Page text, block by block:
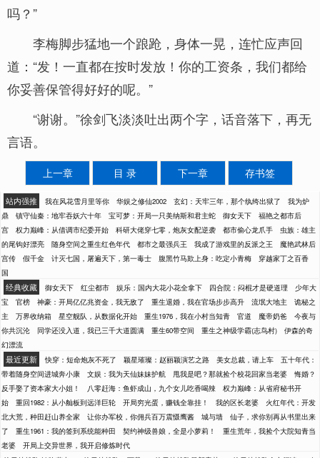
吗？”
李梅脚步猛地一个踉跄，身体一晃，连忙应声回
道：“发！一直都在按时发放！你的工资条，我们都给
你妥善保管得好好的呢。”
“谢谢。”徐剑飞淡淡吐出两个字，话音落下，再无
言语。
上一章 目 录 下一章 存书签
站内强推 我在风花雪月里等你 华娱之修仙2002 玄幻：天牢三年，那个纨绔出狱了
我为炉
鼎
镇守仙秦：地牢吞妖六十年 宝可梦：开局一只美纳斯和君主蛇 御女天下
福艳之都市后
宫
权力巅峰：从借调市纪委开始 科研大佬穿七零，炮灰女配逆袭 都市偷心龙爪手
虫族：雄主
的尾钩好漂亮
随身空间之重生红色年代 都市之最强兵王 我成了游戏里的反派之王
魔艳武林后
宫传
假千金 计灭七国，屠遍天下，第一毒士 腹黑竹马欺上身：吃定小青梅
穿越家丁之百香
国
经典收藏 御女天下 红尘都市 娱乐：国内大花小花全拿下 四合院：闷棍才是硬道理
少年大
宝
官榜 神豪：开局亿亿兆资金，我无敌了 重生退婚，我在官场步步高升 流氓大地主
诡秘之
主
万界收纳箱 星空舰队，从数据化开始 重生1976，我在小村当知青 官道 魔帝奶爸
今夜与
你共沉沦
同学还没入道，我已三千大道圆满 重生60带空间 重生之神级学霸(志鸟村)
伊森的奇
幻漂流
最近更新 快穿：短命炮灰不死了 颖星璀璨：赵丽颖演艺之路 美女总裁，请上车
五十年代：
带着随身空间进城奔小康
文娱：我为天仙妹妹护航 甩我是吧？那就捡个校花回家当老婆
悔婚？
反手娶了资本家大小姐！
八零赶海：鱼虾成山，九个女儿吃香喝辣
权力巅峰：从省府秘书开
始
重回1982：从小舢板到远洋巨轮 开局穷光蛋，赚钱全靠挂！ 我的区长老婆
火红年代：开发
北大荒，种田赶山养全家
让你办军校，你佣兵百万震慑鹰酱 城与墙
仙子，求你别再从书里出来
了
重生1961：我的签到系统能种田 契约神级兽娘，全是小萝莉！
重生荒年，我捡个大院知青当
老婆
开局上交异世界，我开启修炼时代